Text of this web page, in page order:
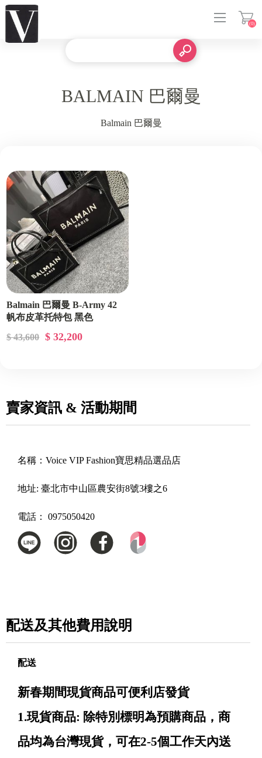
(0)
BALMAIN 巴爾曼
Balmain 巴爾曼
Balmain 巴爾曼 B-Army 42
帆布皮革托特包 黑色
$ 43,600
$ 32,200
賣家資訊 & 活動期間
名稱： Voice VIP Fashion寶思精品選品店
地址: 臺北市中山區農安街8號3樓之6
電話： 0975050420
配送及其他費用說明
配送
新春期間現貨商品可便利店發貨
1.現貨商品: 除特別標明為預購商品，商
品均為台灣現貨，可在2-5個工作天內送